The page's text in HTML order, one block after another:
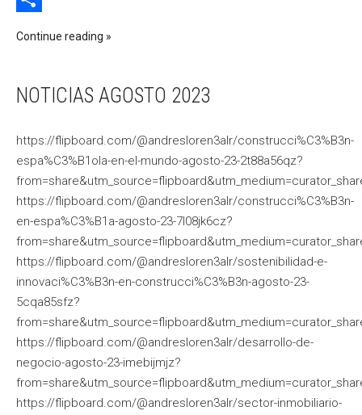
Continue reading
NOTICIAS AGOSTO 2023
https://flipboard.com/@andresloren3alr/construcci%C3%B3n-
espa%C3%B1ola-en-el-mundo-agosto-23-2t88a56qz?
https://flipboard.com/@andresloren3alr/construcci%C3%B3n-
en-espa%C3%B1a-agosto-23-7l08jk6cz?
https://flipboard.com/@andresloren3alr/sostenibilidad-e-
innovaci%C3%B3n-en-construcci%C3%B3n-agosto-23-
5cqa85sfz?
https://flipboard.com/@andresloren3alr/desarrollo-de-
negocio-agosto-23-imebijmjz?
https://flipboard.com/@andresloren3alr/sector-inmobiliario-